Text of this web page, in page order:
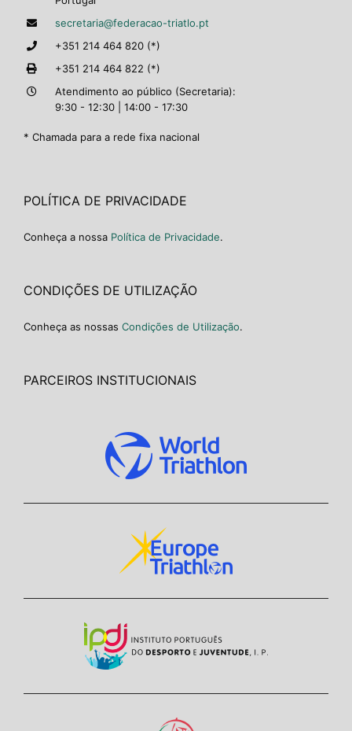
secretaria@federacao-triatlo.pt
+351 214 464 820 (*)
+351 214 464 822 (*)
Atendimento ao público (Secretaria):
9:30 - 12:30 | 14:00 - 17:30
* Chamada para a rede fixa nacional
POLÍTICA DE PRIVACIDADE
Conheça a nossa Política de Privacidade.
CONDIÇÕES DE UTILIZAÇÃO
Conheça as nossas Condições de Utilização.
PARCEIROS INSTITUCIONAIS